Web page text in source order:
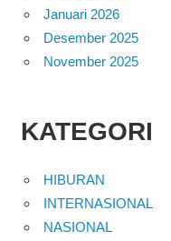
Januari 2026
Desember 2025
November 2025
KATEGORI
HIBURAN
INTERNASIONAL
NASIONAL